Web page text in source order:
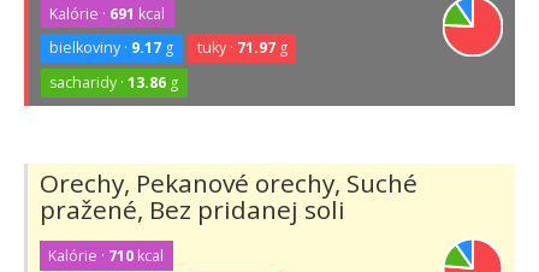
Kalórie · 691 kcal
bielkoviny · 9.17 g tuky · 71.97g
sacharidy ·13.86 g
Orechy, Pekanové orechy, Suché
pražené, Bez pridanej soli
Kalórie · 710 kcal